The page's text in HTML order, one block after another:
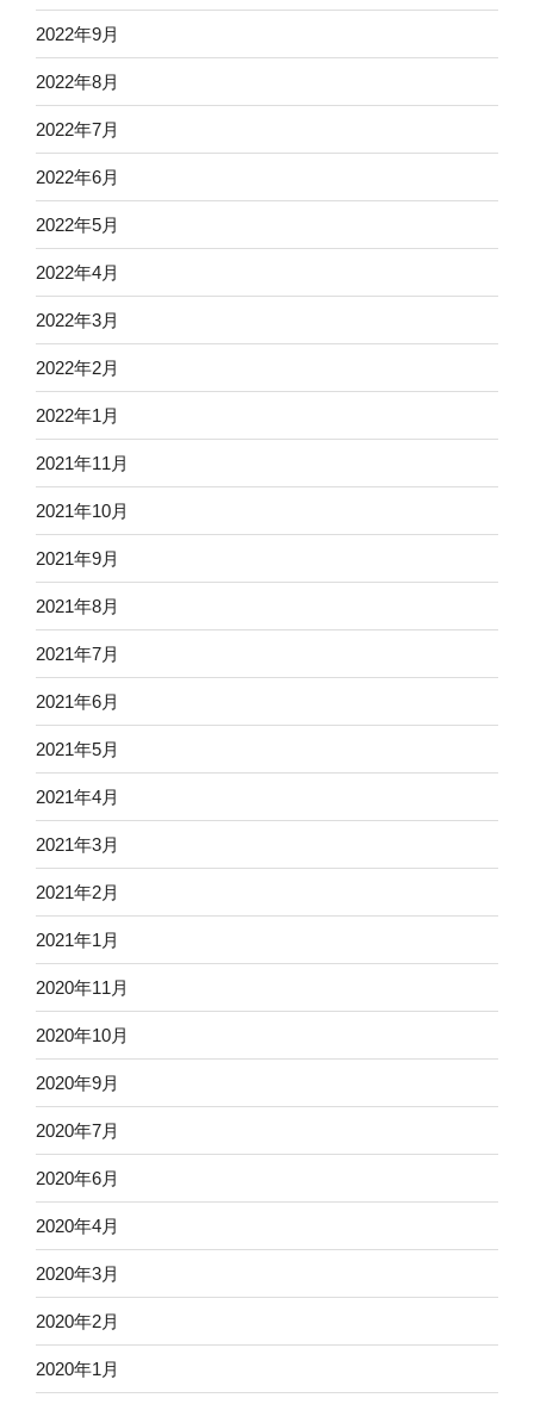
2022年9月
2022年8月
2022年7月
2022年6月
2022年5月
2022年4月
2022年3月
2022年2月
2022年1月
2021年11月
2021年10月
2021年9月
2021年8月
2021年7月
2021年6月
2021年5月
2021年4月
2021年3月
2021年2月
2021年1月
2020年11月
2020年10月
2020年9月
2020年7月
2020年6月
2020年4月
2020年3月
2020年2月
2020年1月